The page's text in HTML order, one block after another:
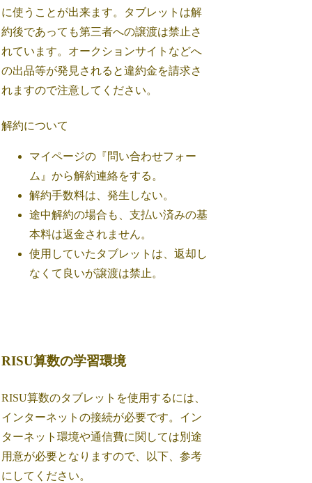
に使うことが出来ます。タブレットは解
約後であっても第三者への譲渡は禁止さ
れています。オークションサイトなどへ
の出品等が発見されると違約金を請求さ
れますので注意してください。
解約について
マイページの『問い合わせフォー
ム』から解約連絡をする。
解約手数料は、発生しない。
途中解約の場合も、支払い済みの基
本料は返金されません。
使用していたタブレットは、返却し
なくて良いが譲渡は禁止。
RISU算数の学習環境
RISU算数のタブレットを使用するには、
インターネットの接続が必要です。イン
ターネット環境や通信費に関しては別途
用意が必要となりますので、以下、参考
にしてください。